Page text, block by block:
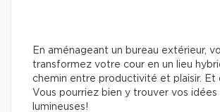
En aménageant un bureau extérieur,
transformez votre cour en un lieu
chemin entre productivité et plaisir. Et
Vous pourriez bien y trouver vos idées
lumineuses!